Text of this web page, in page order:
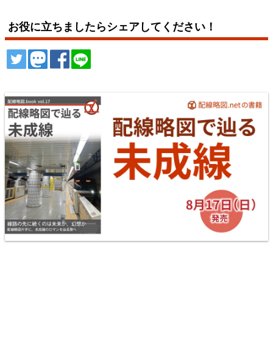
お役に立ちましたらシェアしてください！
ツイートトゥート
シェア